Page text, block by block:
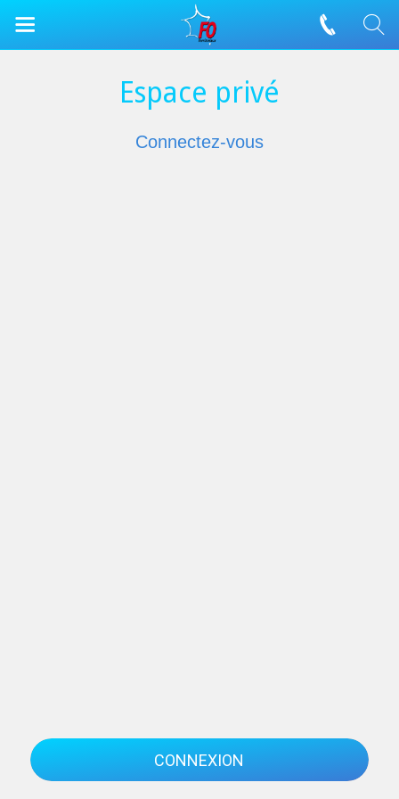
Espace privé
Connectez-vous
CONNEXION